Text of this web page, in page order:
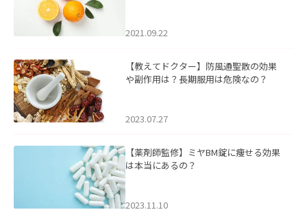
2021.09.22
【教えてドクター】防風通聖散の効果
や副作用は？長期服用は危険なの？
2023.07.27
【薬剤師監修】ミヤBM錠に痩せる効果
は本当にあるの？
2023.11.10